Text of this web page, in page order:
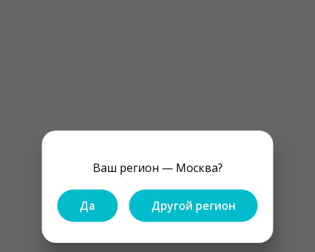
Ваш регион — Москва?
Да Другой регион